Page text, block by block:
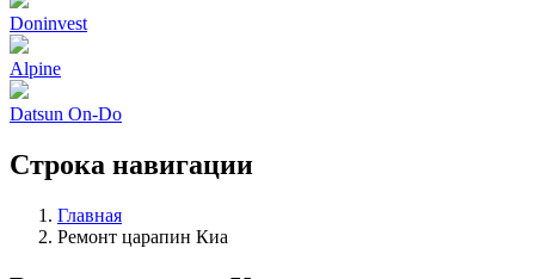
Doninvest
Alpine
Datsun On-Do
Строка навигации
Главная
Ремонт царапин Киа